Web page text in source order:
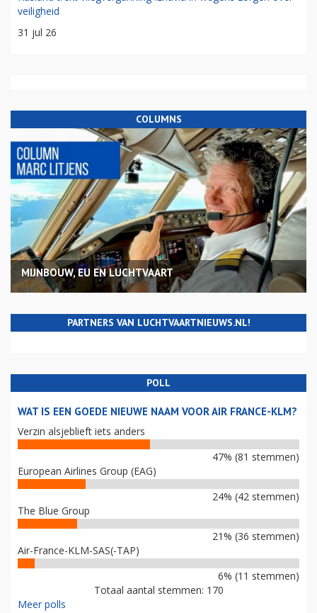
veiligheid
31 jul 26
COLUMNS
MIJNBOUW, EU EN LUCHTVAART
PARTNERS VAN LUCHTVAARTNIEUWS.NL!
POLL
WAT IS EEN GOEDE NIEUWE NAAM VOOR AIR FRANCE-KLM?
Verzin alsjeblieft iets anders
47% (81 stemmen)
European Airlines Group (EAG)
24% (42 stemmen)
The Blue Group
21% (36 stemmen)
Air-France-KLM-SAS(-TAP)
6% (11 stemmen)
Totaal aantal stemmen: 170
Meer polls